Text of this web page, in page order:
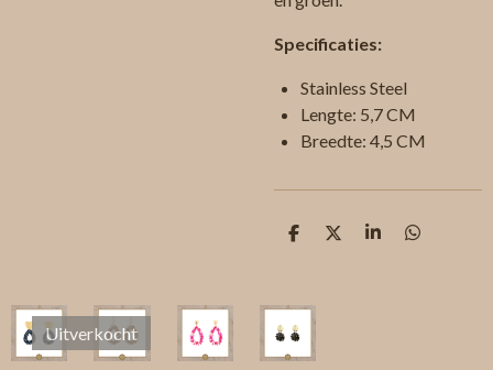
Specificaties:
Stainless Steel
Lengte: 5,7 CM
Breedte: 4,5 CM
D
n
D
S
D
Uitverkocht